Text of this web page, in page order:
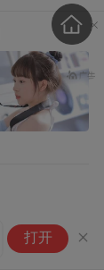
粉笔教育回
打开